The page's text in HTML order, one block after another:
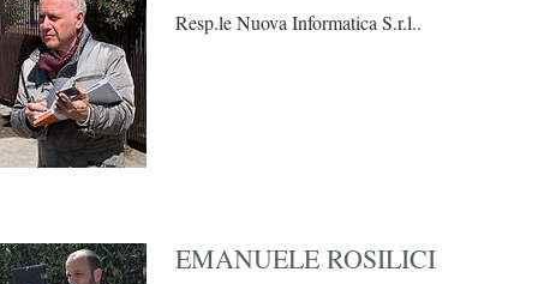
Resp.le Nuova Informatica S.r.l..
EMANUELE ROSILICI